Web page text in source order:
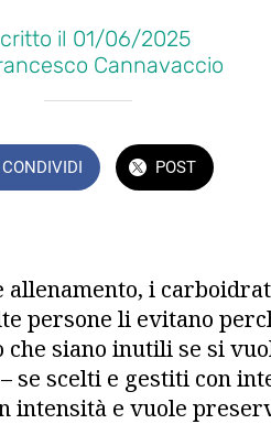
il 01/06/2025
Cannavaccio
CONDIVIDI POST
allenamento, i
persone li evitano
siano inutili se si
scelti e gestiti con
intensità e vuole